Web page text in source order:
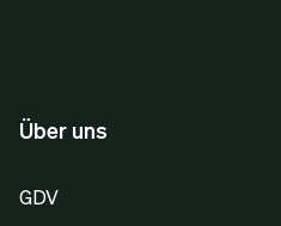
Über uns
GDV